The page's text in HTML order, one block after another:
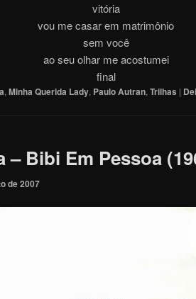
vitória
vou me casar em matrimônio
sem você
ao seu olhar me acostumei
final
, Minha Querida Lady, Paulo Autran, Trilhas |
– Bibi Em Pessoa
de 2007